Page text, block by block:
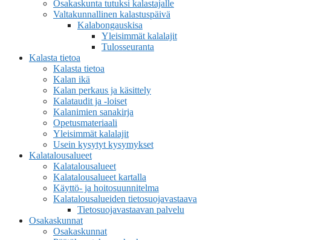
Osakaskunta tutuksi kalastajalle
Valtakunnallinen kalastuspäivä
Kalabongauskisa
Yleisimmät kalalajit
Tulosseuranta
Kalasta tietoa
Kalasta tietoa
Kalan ikä
Kalan perkaus ja käsittely
Kalataudit ja -loiset
Kalanimien sanakirja
Opetusmateriaali
Yleisimmät kalalajit
Usein kysytyt kysymykset
Kalatalousalueet
Kalatalousalueet
Kalatalousalueet kartalla
Käyttö- ja hoitosuunnitelma
Kalatalousalueiden tietosuojavastaava
Tietosuojavastaavan palvelu
Osakaskunnat
Osakaskunnat